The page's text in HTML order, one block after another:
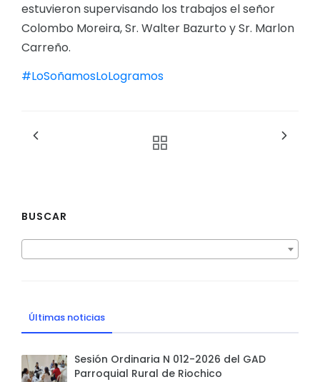
estuvieron supervisando los trabajos el señor
Colombo Moreira, Sr. Walter Bazurto y Sr. Marlon
Carreño.
#LoSoñamosLoLogramos
BUSCAR
Últimas noticias
Sesión Ordinaria N 012-2026 del GAD
Parroquial Rural de Riochico